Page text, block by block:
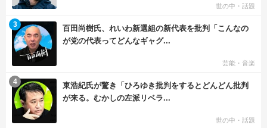
世の中・話題
百田尚樹氏、れいわ新選組の新代表を批判「こんなの
が党の代表ってどんなギャグ...
芸能・音楽
3
東浩紀氏が驚き「ひろゆき批判をするとどんどん批判
が来る。むかしの左派リベラ...
世の中・話題
4